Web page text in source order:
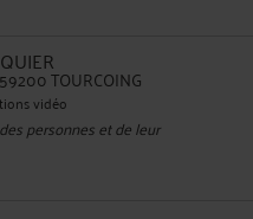
TOURCOING
vidéo
personnes et de leur